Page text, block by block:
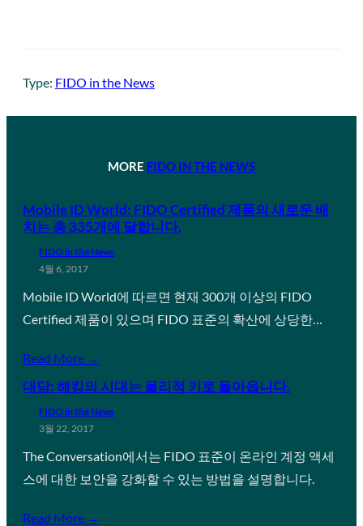
Type: FIDO in the News
MORE FIDO IN THE NEWS
Mobile ID World: FIDO Certified 제품의 새로운 배
치는 총 335개에 달합니다.
FIDO in the News
4월 6, 2017
Mobile ID World에 따르면 현재 300개 이상의 FIDO
Certified 제품이 있으며 FIDO 표준의 확산에 상당한…
Read More →
대담: 해킹의 시대는 물리적 키로 돌아옵니다.
FIDO in the News
3월 22, 2017
The Conversation에서는 FIDO 표준이 온라인 계정 액세
스에 대한 보안을 강화할 수 있는 방법을 설명합니다.
Read More →